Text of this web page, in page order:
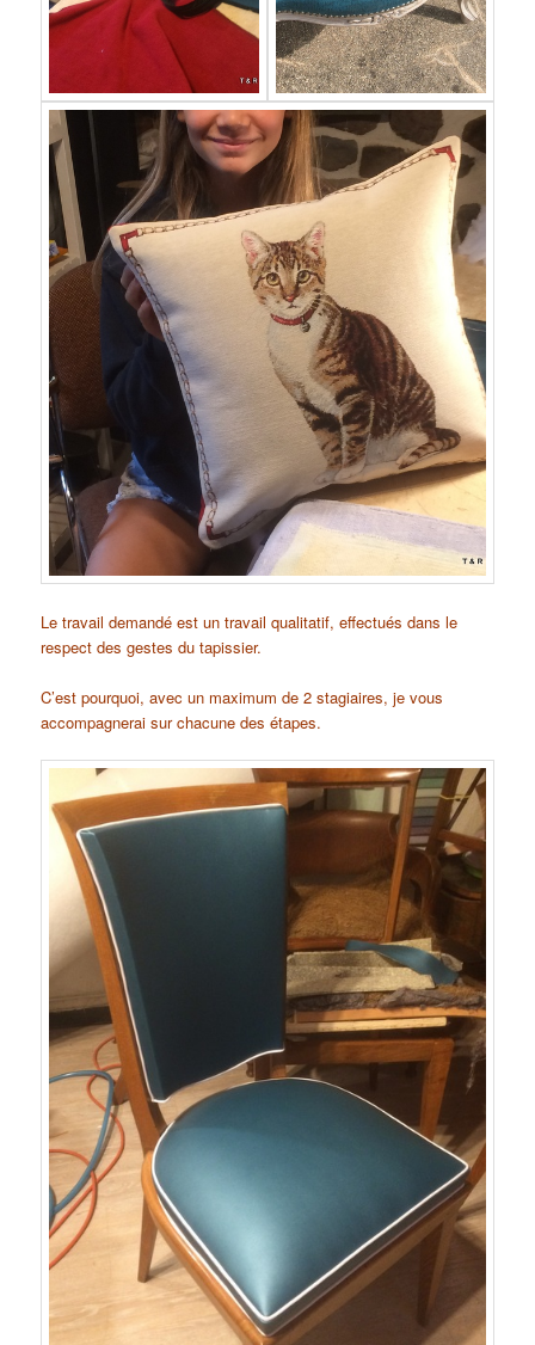
Le travail demandé est un travail qualitatif, effectués dans le
respect des gestes du tapissier.
C’est pourquoi, avec un maximum de 2 stagiaires, je vous
accompagnerai sur chacune des étapes.